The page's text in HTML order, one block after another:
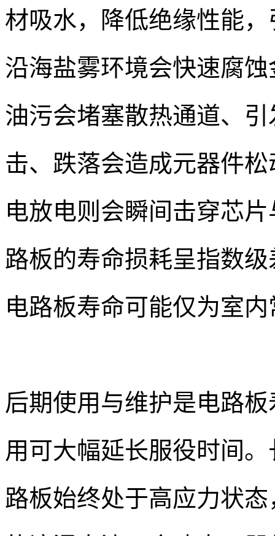
材吸水，降低绝缘性能
沿海盐雾环境会快速腐
油污会堵塞散热通道、
击、跌落会造成元器件
电放电则会瞬间击穿芯
路板的寿命损耗呈指数
电路板寿命可能仅为室
后期使用与维护是电路
用可大幅延长服役时间
路板始终处于高应力状